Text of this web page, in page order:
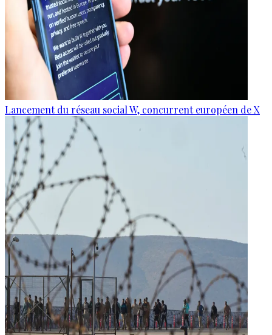
Lancement du réseau social W, concurrent européen de X